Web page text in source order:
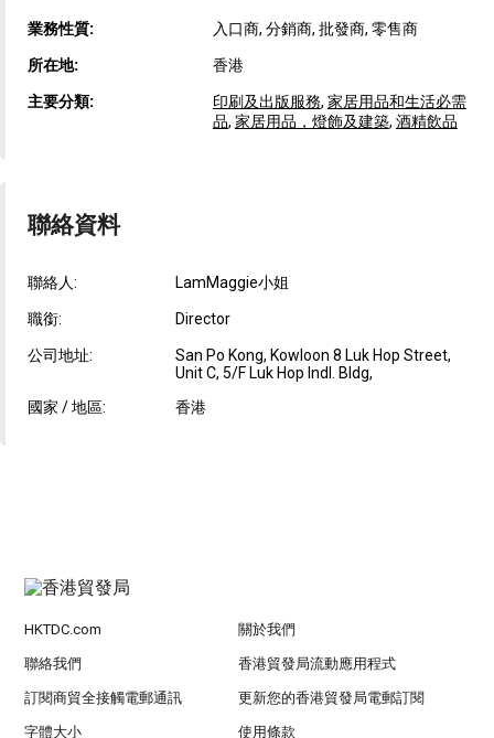
業務性質: 入口商, 分銷商, 批發商, 零售商
所在地: 香港
主要分類: 印刷及出版服務, 家居用品和生活必需
品, 家居用品，燈飾及建築, 酒精飲品
聯絡資料
聯絡人: LamMaggie小姐
職銜: Director
公司地址:
San Po Kong, Kowloon 8 Luk Hop Street,
Unit C, 5/F Luk Hop Indl. Bldg,
國家 / 地區:
香港
HKTDC.com 關於我們
聯絡我們 香港貿發局流動應用程式
訂閱商貿全接觸電郵通訊 更新您的香港貿發局電郵訂閱
字體大小 使用條款